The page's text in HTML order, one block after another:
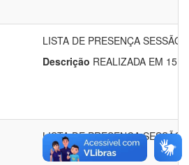
LISTA DE PRESENÇA SESSÃO
Descrição REALIZADA EM 15
LISTA DE PRESENÇA SESSÃO